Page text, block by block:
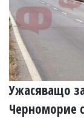
Ужасяващо
Черноморие